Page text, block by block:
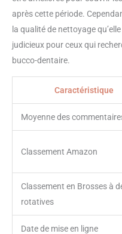
après cette période.
la qualité de nettoyage
judicieux pour ceux qui
bucco-dentaire.
Caractéristique
Moyenne des
Classement Amazon
Classement en Brosses à
rotatives
Date de mise en ligne